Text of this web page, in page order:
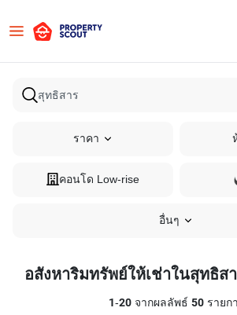
ราคา
คอนโด Low-rise
อื่นๆ
อสังหาริมทรัพย์ให้เช่าในสุทธิส
1-20จากผลลัพธ์ 50รายก